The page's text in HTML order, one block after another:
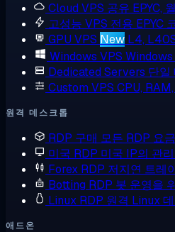
Cloud VPS 공유 EPYC,
고성능 VPS 전용 EPYC
GPU VPS New L4,
Windows VPS
Dedicated Servers 단일
Custom VPS CPU,
원격 데스크톱
RDP 구매 모든 RDP 요
미국 RDP 미국 IP의 관
Forex RDP 저지연 트레
Botting RDP 봇 운영을
Linux RDP 원격 Linux
애드온